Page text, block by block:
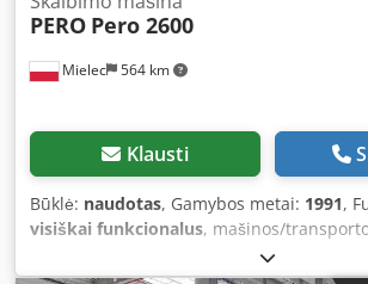
Mielec 564 km
PERO Pero 2600
Klausti
Būklė: naudotas, Gamybos metai: 1991,
visiškai funkcionalus, mašinos/
2600/016GR.2 W-4667
2600 No. 2600/016GR.2 W-4667 Djdsw